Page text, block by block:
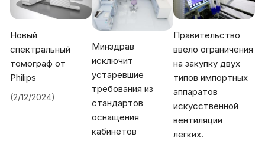
Новый
спектральный
томограф от
Philips
(2/12/2024)
Минздрав
исключит
устаревшие
требования из
стандартов
оснащения
кабинетов
Правительство
ввело ограничения
на закупку двух
типов импортных
аппаратов
искусственной
вентиляции
легких.